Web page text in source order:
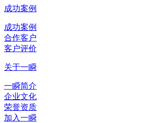
成功案例
成功案例
合作客户
客户评价
关于一瞬
一瞬简介
企业文化
荣誉资质
加入一瞬